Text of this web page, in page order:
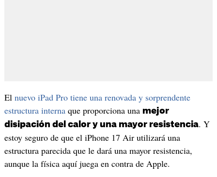
El nuevo iPad Pro tiene una renovada y sorprendente
estructura internaque proporciona una mejor
disipación del calor y una mayor resistencia. Y
estoy seguro de que el iPhone 17 Air utilizará una
estructura parecida que le dará una mayor resistencia,
aunque la física aquí juega en contra de Apple.